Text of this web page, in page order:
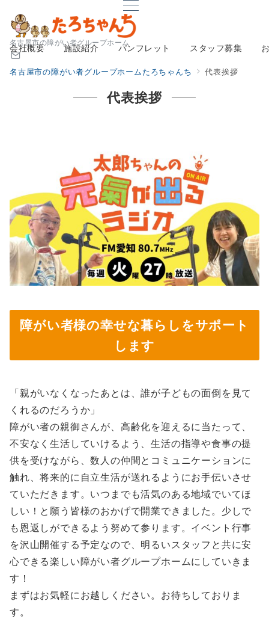
名古屋市の障がい者グループホーム
会社概要 施設紹介 パンフレット スタッフ募集
名古屋市の障がい者グループホームたろちゃんち 代表挨拶
代表挨拶
障がい者様の幸せな暮らしをサポート
します
「親がいなくなったあとは、誰が子どもの面倒を見て
くれるのだろうか」
障がい者の親御さんが、高齢化を迎えるに当たって、
不安なく生活していけるよう、生活の指導や食事の提
供を受けながら、数人の仲間とコミュニケーションに
触れ、将来的に自立生活が送れるようにお手伝いさせ
ていただきます。いつまでも活気のある地域でいてほ
しい！と願う皆様のおかげで開業できました。少しで
も恩返しができるよう努めて参ります。イベント行事
を沢山開催する予定なので、明るいスタッフと共に安
心できる楽しい障がい者グループホームにしていきま
す！
まずはお気軽にお越しください。お待ちしておりま
す。